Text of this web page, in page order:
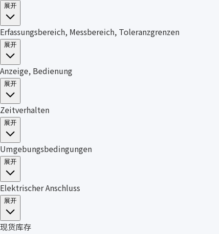
展开
Erfassungsbereich, Messbereich, Toleranzgrenzen
展开
Anzeige, Bedienung
展开
Zeitverhalten
展开
Umgebungsbedingungen
展开
Elektrischer Anschluss
展开
现货库存